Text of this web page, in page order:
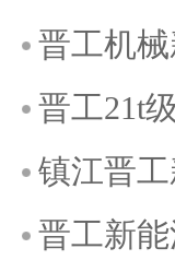
晋工机
晋工21t
镇江晋
晋工新